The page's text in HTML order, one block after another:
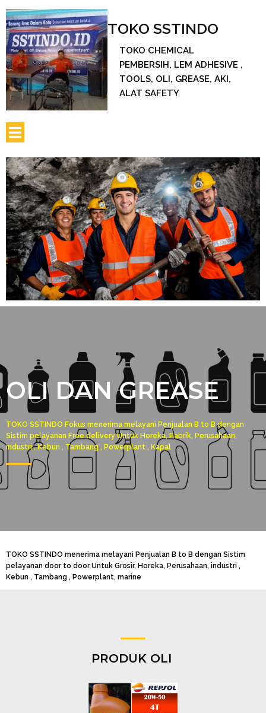
TOKO SSTINDO
TOKO CHEMICAL
PEMBERSIH, LEM ADHESIVE ,
TOOLS, OLI, GREASE, AKI,
ALAT SAFETY
OLI DAN GREASE
TOKO SSTINDO Fokus menerima melayani Penjualan B to B dengan
Sistim pelayanan Free delivery Untuk Horeka, Pabrik, Perusahaan,
industri , Kebun , Tambang , Powerplant , Kapal
TOKO SSTINDO menerima melayani Penjualan B to B dengan Sistim
pelayanan door to door Untuk Grosir, Horeka, Perusahaan, industri ,
Kebun , Tambang , Powerplant, marine
PRODUK OLI